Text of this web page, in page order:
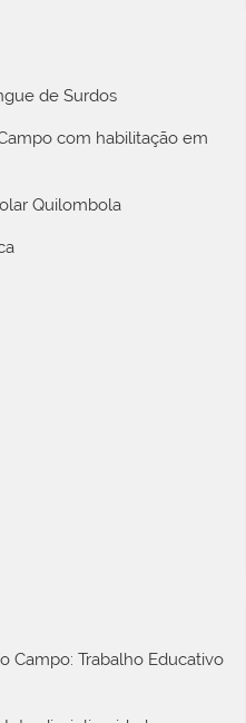
de Surdos
com habilitação em
Quilombola
Campo: Trabalho Educativo